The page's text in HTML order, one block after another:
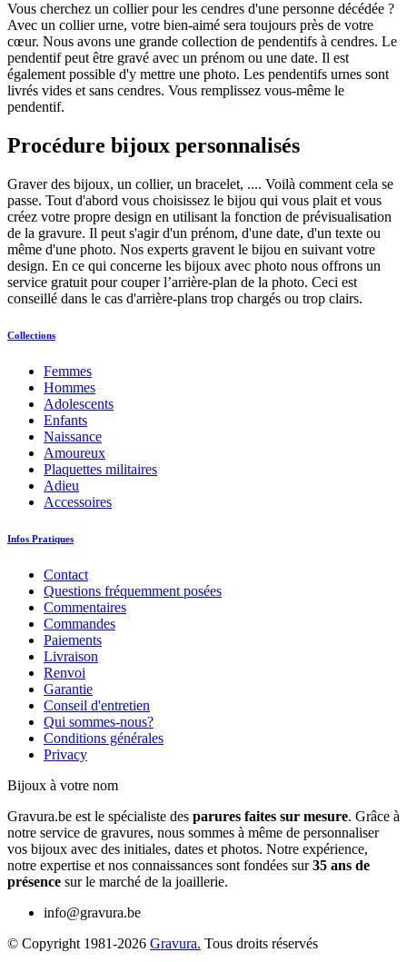
Vous cherchez un collier pour les cendres d'une personne décédée ?
Avec un collier urne, votre bien-aimé sera toujours près de votre
cœur. Nous avons une grande collection de pendentifs à cendres. Le
pendentif peut être gravé avec un prénom ou une date. Il est
également possible d'y mettre une photo. Les pendentifs urnes sont
livrés vides et sans cendres. Vous remplissez vous-même le
pendentif.
Procédure bijoux personnalisés
Graver des bijoux, un collier, un bracelet, .... Voilà comment cela se
passe. Tout d'abord vous choisissez le bijou qui vous plait et vous
créez votre propre design en utilisant la fonction de prévisualisation
de la gravure. Il peut s'agir d'un prénom, d'une date, d'un texte ou
même d'une photo. Nos experts gravent le bijou en suivant votre
design. En ce qui concerne les bijoux avec photo nous offrons un
service gratuit pour couper l’arrière-plan de la photo. Ceci est
conseillé dans le cas d'arrière-plans trop chargés ou trop clairs.
Collections
Femmes
Hommes
Adolescents
Enfants
Naissance
Amoureux
Plaquettes militaires
Adieu
Accessoires
Infos Pratiques
Contact
Questions fréquemment posées
Commentaires
Commandes
Paiements
Livraison
Renvoi
Garantie
Conseil d'entretien
Qui sommes-nous?
Conditions générales
Privacy
Bijoux à votre nom
Gravura.be est le spécialiste des parures faites sur mesure. Grâce à
notre service de gravures, nous sommes à même de personnaliser
vos bijoux avec des initiales, dates et photos. Notre expérience,
notre expertise et nos connaissances sont fondées sur35 ans de
présence sur le marché de la joaillerie.
info@gravura.be
© Copyright 1981-2026 Gravura. Tous droits réservés